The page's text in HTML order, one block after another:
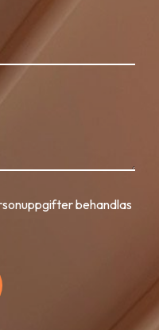
behandlas